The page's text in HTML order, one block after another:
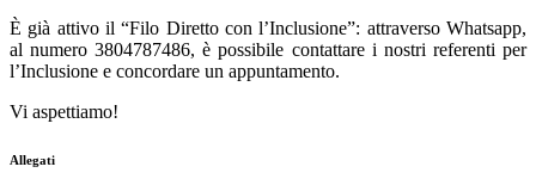
È già attivo il “Filo Diretto con l’Inclusione”: attraverso Whatsapp,
al numero 3804787486, è possibile contattare i nostri referenti per
l’Inclusione e concordare un appuntamento.
Vi aspettiamo!
Allegati